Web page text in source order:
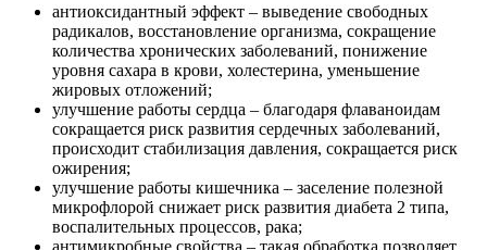
антиоксидантный эффект – выведение свободных
радикалов, восстановление организма, сокращение
количества хронических заболеваний, понижение
уровня сахара в крови, холестерина, уменьшение
жировых отложений;
улучшение работы сердца – благодаря флаваноидам
сокращается риск развития сердечных заболеваний,
происходит стабилизация давления, сокращается риск
ожирения;
улучшение работы кишечника – заселение полезной
микрофлорой снижает риск развития диабета 2 типа,
воспалительных процессов, рака;
антимикробные свойства – такая обработка позволяет